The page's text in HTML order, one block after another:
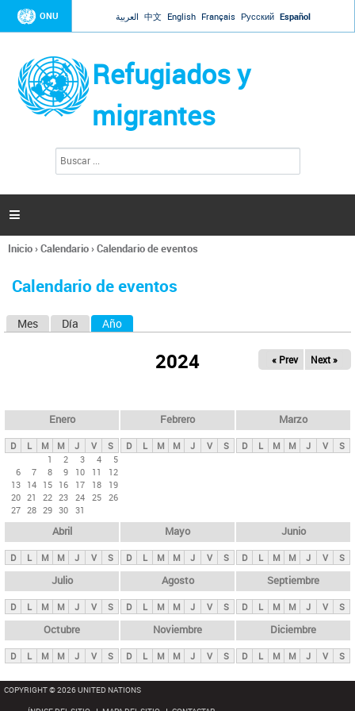
Jump to navigation
ONU العربية 中文 English Français Русский Español
Refugiados y
migrantes
l
d
s

Se
usted
Inicio›Calendario›Calendario de eventos
Calendario de eventos
s
p
n
i
p
a
l
s
Mes Día Año
2024 « Prev Next »
Enero
D L M M J V
S
1
2 3 4
5
6
7 8 9 10 11
12
13 14 15 16 17 18
19
20 21 22 23 24 25 26
27 28 29 30 31
Febrero
D L M M J V S
Marzo
D L M M J V S
Abril
D L M M J V S
Mayo
D L M M J V S
Junio
D L M M J V S
Julio
D L M M J V S
Agosto
D L M M J V S
Septiembre
D L M M J V S
Octubre
D L M M J V S
Noviembre
D L M M J V S
Diciembre
D L M M J V S
COPYRIGHT © 2026 UNITED NATIONS